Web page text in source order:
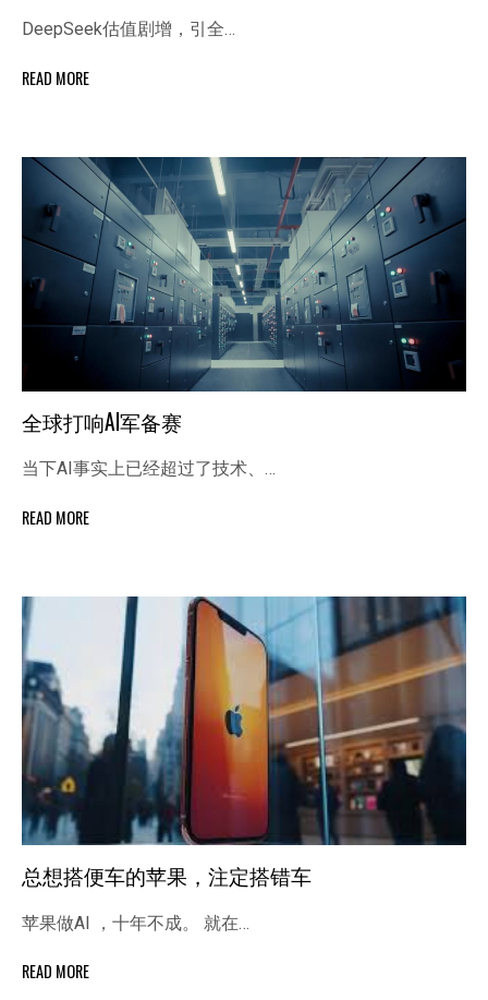
DeepSeek估值剧增，引全…
READ MORE
全球打响AI军备赛
当下AI事实上已经超过了技术、…
READ MORE
总想搭便车的苹果，注定搭错车
苹果做AI ，十年不成。 就在…
READ MORE